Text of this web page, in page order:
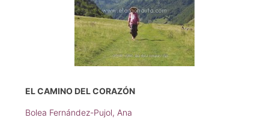
EL CAMINO DEL CORAZÓN
Bolea Fernández-Pujol, Ana